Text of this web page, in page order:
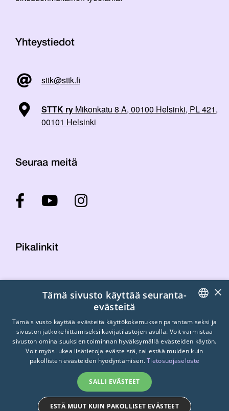
Yhteystiedot
sttk@sttk.fi
STTK ry Mikonkatu 8 A, 00100 Helsinki, PL 421,
00101 Helsinki
Seuraa meitä
Pikalinkit
Laskutustiedot
Tietosuojaseloste
Turvallisemman tilan periaatteet
FINNISH
SWEDISH
×
Tämä sivusto käyttää seuranta-
evästeitä
Tämä sivusto käyttää evästeitä käyttökokemuksen parantamiseksi ja
sivuston jatkokehittämiseksi kävijätilastojen avulla. Voit varmistaa
sivuston ominaisuuksien toiminnan hyväksymällä evästeiden käytön.
Voit myös lukea lisätietoja evästeistä, tai estää muiden kuin
pakollisten evästeiden hyödyntämisen.Tietosuojaseloste
SALLI EVÄSTEET
ESTÄ MUUT KUIN PAKOLLISET EVÄSTEET